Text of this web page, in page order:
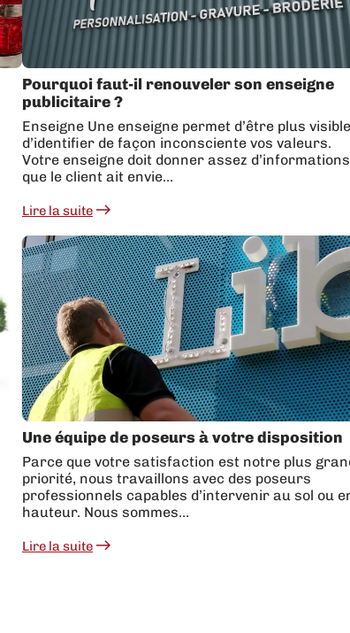
Pourquoi faut-il renouveler son enseigne
publicitaire ?
Enseigne Une enseigne permet d’être plus
d’identifier de façon inconsciente vos valeurs.
Votre enseigne doit donner assez
que le client ait envie…
Lire la suite
:
Pourquoi
faut-
il
renouveler
son
enseigne
publicitaire
?
Une équipe de poseurs à votre disposition
Parce que votre satisfaction est notre plus
priorité, nous travaillons avec des poseurs
professionnels capables d’intervenir au sol ou
hauteur. Nous sommes…
Lire la suite
: